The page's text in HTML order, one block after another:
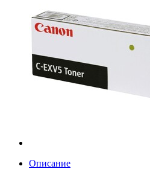
Описание